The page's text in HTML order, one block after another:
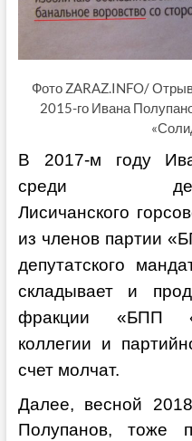
Фото ZARAZ.INFO/
2015-го Ивана
В 2017-м году
среди
Лисичанского
из членов партии
депутатского
складывает и
фракции «БПП
коллегии и
счет молчат.
Далее, весной
Полупанов, тоже